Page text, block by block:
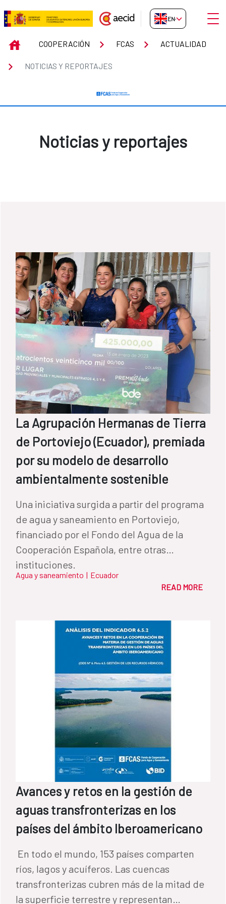
Skip to Main Content
Noticias y reportajes
EN-GB
INICIOCOOPERACIÓN FCAS ACTUALIDAD
NOTICIAS Y REPORTAJES
Noticias y reportajes
La Agrupación Hermanas de Tierra
de Portoviejo (Ecuador), premiada
por su modelo de desarrollo
ambientalmente sostenible
Una iniciativa surgida a partir del programa
de agua y saneamiento en Portoviejo,
financiado por el Fondo del Agua de la
Cooperación Española, entre otras
instituciones.
Agua y saneamiento | Ecuador
READ MORE
Avances y retos en la gestión de
aguas transfronterizas en los
países del ámbito Iberoamericano
ríos, lagos y acuíferos. Las cuencas
transfronterizas cubren más de la mitad de
la superficie terrestre y representan